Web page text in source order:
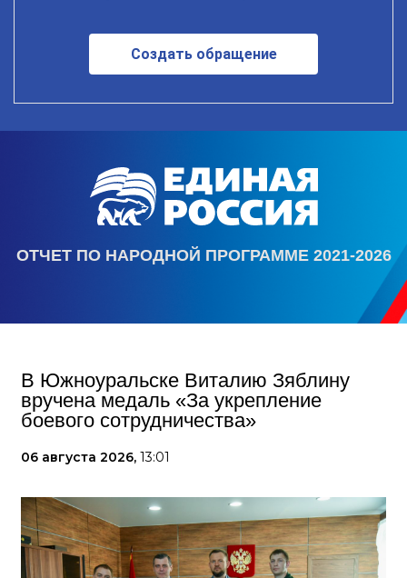
Создать обращение
ОТЧЕТ ПО НАРОДНОЙ ПРОГРАММЕ 2021-2026
В Южноуральске Виталию Зяблину
вручена медаль «За укрепление
боевого сотрудничества»
06 августа 2026, 13:01